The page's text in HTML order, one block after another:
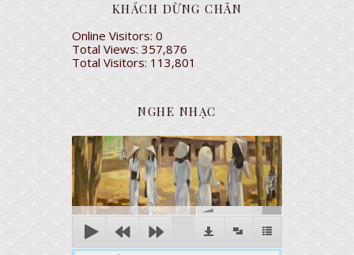
KHÁCH DỪNG CHÂN
Online Visitors:0
Total Views:357,876
Total Visitors: 113,801
NGHE NHẠC
00:00